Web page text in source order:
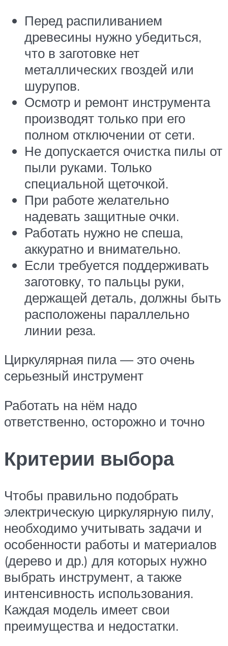
Перед распиливанием
древесины нужно убедиться,
что в заготовке нет
металлических гвоздей или
шурупов.
Осмотр и ремонт инструмента
производят только при его
полном отключении от сети.
Не допускается очистка пилы от
пыли руками. Только
специальной щеточкой.
При работе желательно
надевать защитные очки.
Работать нужно не спеша,
аккуратно и внимательно.
Если требуется поддерживать
заготовку, то пальцы руки,
держащей деталь, должны быть
расположены параллельно
линии реза.
Циркулярная пила — это очень
серьезный инструмент
Работать на нём надо
ответственно, осторожно и точно
Критерии выбора
Чтобы правильно подобрать
электрическую циркулярную пилу,
необходимо учитывать задачи и
особенности работы и материалов
(дерево и др.) для которых нужно
выбрать инструмент, а также
интенсивность использования.
Каждая модель имеет свои
преимущества и недостатки.